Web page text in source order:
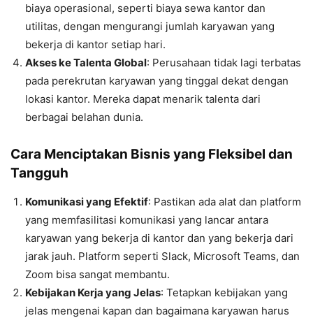
biaya operasional, seperti biaya sewa kantor dan
utilitas, dengan mengurangi jumlah karyawan yang
bekerja di kantor setiap hari.
Akses ke Talenta Global: Perusahaan tidak lagi terbatas
pada perekrutan karyawan yang tinggal dekat dengan
lokasi kantor. Mereka dapat menarik talenta dari
berbagai belahan dunia.
Cara Menciptakan Bisnis yang Fleksibel dan
Tangguh
Komunikasi yang Efektif: Pastikan ada alat dan platform
yang memfasilitasi komunikasi yang lancar antara
karyawan yang bekerja di kantor dan yang bekerja dari
jarak jauh. Platform seperti Slack, Microsoft Teams, dan
Zoom bisa sangat membantu.
Kebijakan Kerja yang Jelas: Tetapkan kebijakan yang
jelas mengenai kapan dan bagaimana karyawan harus